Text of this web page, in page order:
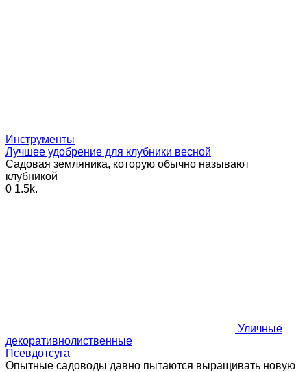
Инструменты
Лучшее удобрение для клубники весной
Садовая земляника, которую обычно называют
клубникой
0 1.5k.
Уличные
декоративнолиственные
Псевдотсуга
Опытные садоводы давно пытаются выращивать новую